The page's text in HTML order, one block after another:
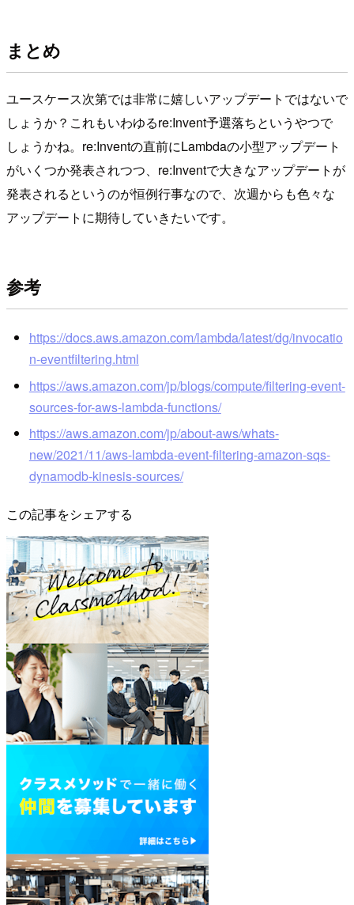
まとめ
ユースケース次第では非常に嬉しいアップデートではないで
しょうか？これもいわゆるre:Invent予選落ちというやつで
しょうかね。re:Inventの直前にLambdaの小型アップデート
がいくつか発表されつつ、re:Inventで大きなアップデートが
発表されるというのが恒例行事なので、次週からも色々な
アップデートに期待していきたいです。
参考
https://docs.aws.amazon.com/lambda/latest/dg/invocatio
n-eventfiltering.html
https://aws.amazon.com/jp/blogs/compute/filtering-event-
sources-for-aws-lambda-functions/
https://aws.amazon.com/jp/about-aws/whats-
new/2021/11/aws-lambda-event-filtering-amazon-sqs-
dynamodb-kinesis-sources/
この記事をシェアする